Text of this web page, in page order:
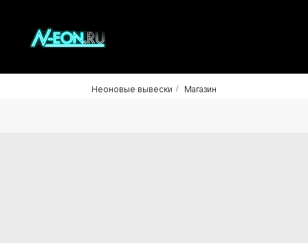
Неоновые вывески / Магазин